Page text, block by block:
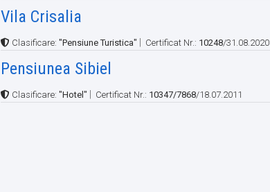
Vila Crisalia
Clasificare: "Pensiune Turistica" Certificat Nr.: 10248/31.08.2020
Pensiunea Sibiel
Clasificare: "Hotel" Certificat Nr.: 10347/7868/18.07.2011